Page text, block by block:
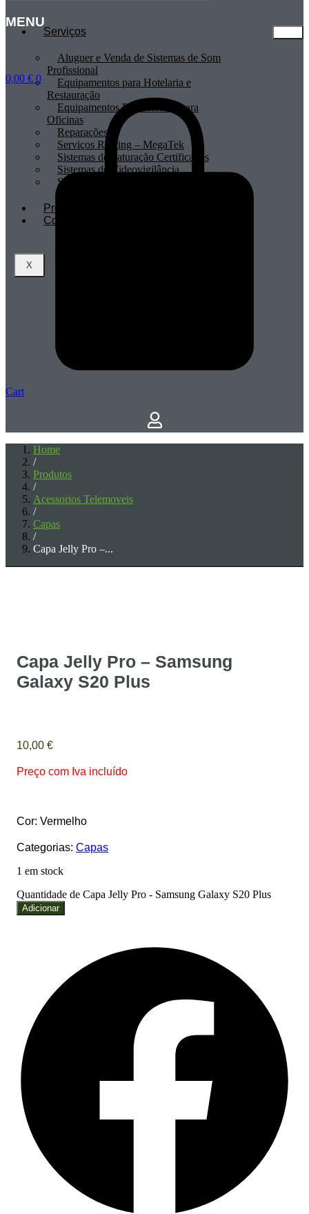
MENU
Serviços
Aluguer e Venda de Sistemas de Som
Profissional
Equipamentos para Hotelaria e
Restauração
Equipamentos Profissionais para
Oficinas
Reparações
Serviços Renting – MegaTek
Sistemas de Faturação Certificados
Sistemas de Videovigilância
Sistemas POS
Profissionais
Contactos
X
0,00 € 0
Cart
Home
/
Produtos
/
Acessorios Telemoveis
/
Capas
/
Capa Jelly Pro –...
Capa Jelly Pro – Samsung
Galaxy S20 Plus
10,00 €
Preço com Iva incluído
Cor: Vermelho
Categorias: Capas
1 em stock
Quantidade de Capa Jelly Pro - Samsung Galaxy S20 Plus
Adicionar